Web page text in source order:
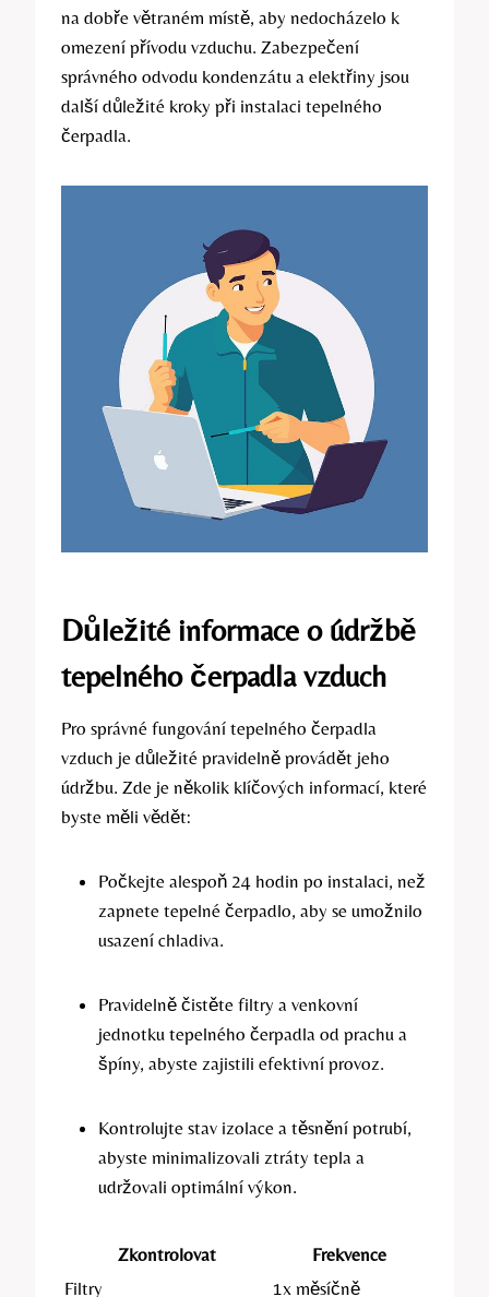
na dobře větraném místě, aby nedocházelo k
omezení přívodu vzduchu. Zabezpečení
správného odvodu kondenzátu a elektřiny jsou
další důležité kroky při instalaci tepelného
čerpadla.
Důležité informace o údržbě
tepelného čerpadla vzduch
Pro správné fungování tepelného čerpadla
vzduch je důležité pravidelně provádět jeho
údržbu. Zde je několik klíčových informací, které
byste měli vědět:
Počkejte alespoň 24 hodin po instalaci, než
zapnete tepelné čerpadlo, aby se umožnilo
usazení chladiva.
Pravidelně čistěte filtry a venkovní
jednotku tepelného čerpadla od prachu a
špíny, abyste zajistili efektivní provoz.
Kontrolujte stav izolace a těsnění potrubí,
abyste minimalizovali ztráty tepla a
udržovali optimální výkon.
Zkontrolovat
Frekvence
Filtry
1x měsíčně